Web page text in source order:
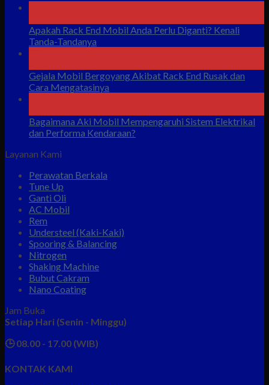
Apakah Rack End Mobil Anda Perlu Diganti? Kenali
Tanda-Tandanya
Gejala Mobil Bergoyang Akibat Rack End Rusak dan
Cara Mengatasinya
Bagaimana Aki Mobil Mempengaruhi Sistem Elektrikal
dan Performa Kendaraan?
Layanan Kami
Perawatan Berkala
Tune Up
Ganti Oli
AC Mobil
Rem
Understeel (Kaki-Kaki)
Spooring & Balancing
Nitrogen
Shaking Machine
Bubut Cakram
Nano Coating
Jam Buka
Setiap Hari (Senin - Minggu)
🕒 08.00 - 17.00 (WIB)
KONTAK KAMI